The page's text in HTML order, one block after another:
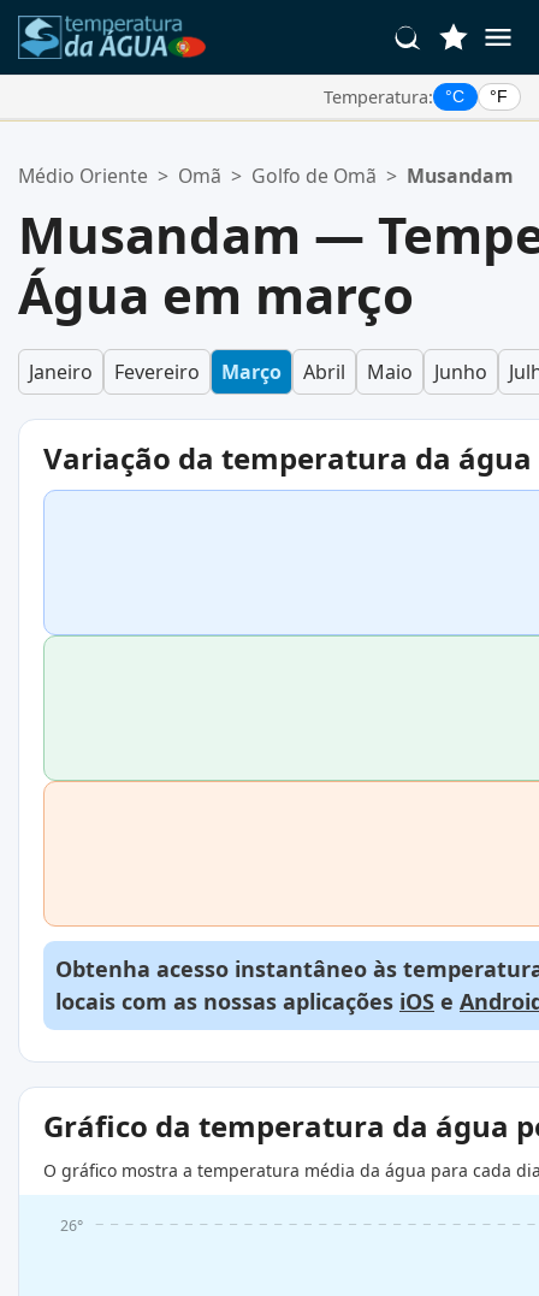
Temperatura: °C °F
Sua lista de favoritos está vazia.
Médio Oriente > Omã > Golfo de Omã > Musandam
Musandam —
Água em março
Janeiro Fevereiro Março Abril Maio Junho
Variação da temperatura da água
Obtenha acesso instantâneo às
locais com as nossas aplicações iOS e
Gráfico da temperatura da água
O gráfico mostra a temperatura média da água para cada
26°